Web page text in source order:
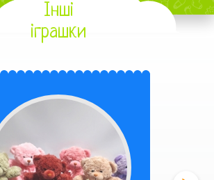
Інші
іграшки